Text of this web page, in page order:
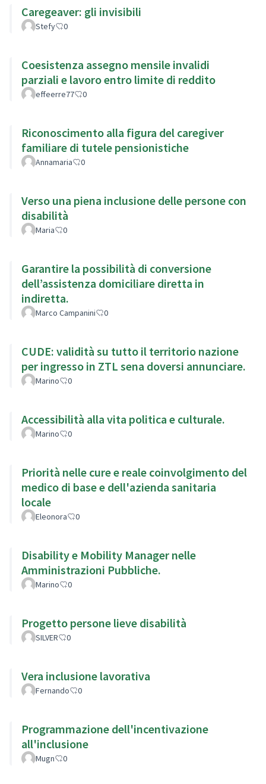
Caregeaver: gli invisibili
Stefy 0
Coesistenza assegno mensile invalidi
parziali e lavoro entro limite di reddito
effeerre77 0
Riconoscimento alla figura del caregiver
familiare di tutele pensionistiche
Annamaria 0
Verso una piena inclusione delle persone con
disabilità
Maria 0
Garantire la possibilità di conversione
dell’assistenza domiciliare diretta in
indiretta.
Marco Campanini 0
CUDE: validità su tutto il territorio nazione
per ingresso in ZTL sena doversi annunciare.
Marino 0
Accessibilità alla vita politica e culturale.
Marino 0
Priorità nelle cure e reale coinvolgimento del
medico di base e dell'azienda sanitaria
locale
Eleonora 0
Disability e Mobility Manager nelle
Amministrazioni Pubbliche.
Marino 0
Progetto persone lieve disabilità
SILVER 0
Vera inclusione lavorativa
Fernando 0
Programmazione dell'incentivazione
all'inclusione
Mugn 0